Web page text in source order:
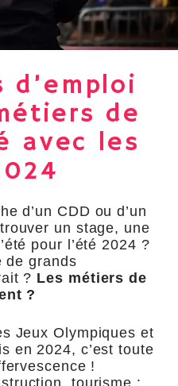
d’emploi
de
avec les
d’un CDD ou d’un
un stage, une
pour l’été 2024 ?
de grands
? Les métiers de
?
Jeux Olympiques et
en 2024, c’est toute
!
tourisme :